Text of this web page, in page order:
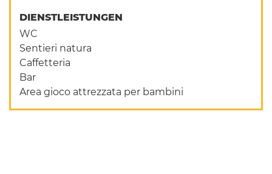
DIENSTLEISTUNGEN
WC
Sentieri natura
Caffetteria
Bar
Area gioco attrezzata per bambini